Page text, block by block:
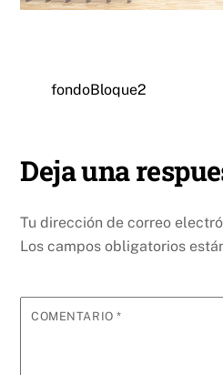
fondoBloque2
Deja una
Tu dirección de correo
Los campos obligatorios
COMENTARIO*